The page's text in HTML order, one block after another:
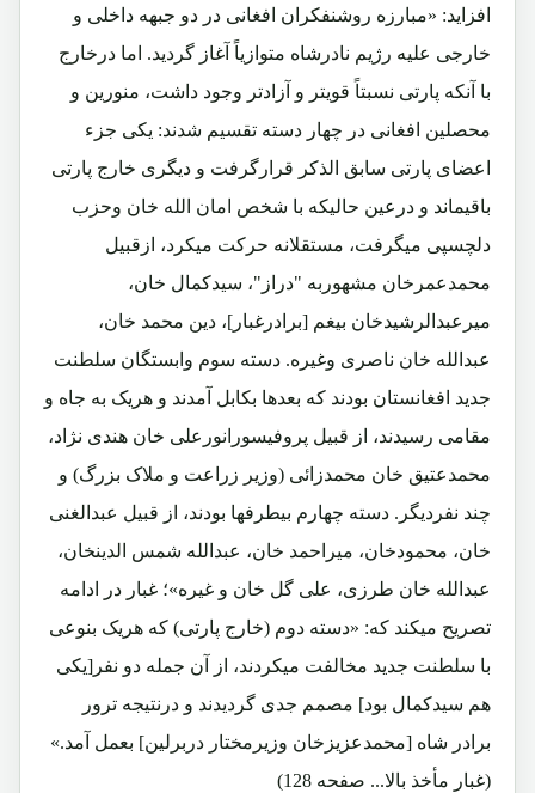
افزاید: «مبارزه روشنفکران افغانی در دو جبهه داخلی و
خارجی علیه رژیم نادرشاه متوازیاً آغاز گردید. اما درخارج
با آنکه پارتی نسبتاً قویتر و آزادتر وجود داشت، منورین و
محصلین افغانی در چهار دسته تقسیم شدند: یکی جزء
اعضای پارتی سابق الذکر قرارگرفت و دیگری خارج پارتی
باقیماند و درعین حالیکه با شخص امان الله خان وحزب
دلچسپی میگرفت، مستقلانه حرکت میکرد، ازقبیل
محمدعمرخان مشهوربه "دراز"، سیدکمال خان،
میرعبدالرشیدخان بیغم [برادرغبار]، دین محمد خان،
عبدالله خان ناصری وغیره. دسته سوم وابستگان سلطنت
جدید افغانستان بودند که بعدها بکابل آمدند و هریک به جاه و
مقامی رسیدند، از قبیل پروفیسورانورعلی خان هندی نژاد،
محمدعتیق خان محمدزائی (وزیر زراعت و ملاک بزرگ) و
چند نفردیگر. دسته چهارم بیطرفها بودند، از قبیل عبدالغنی
خان، محمودخان، میراحمد خان، عبدالله شمس الدینخان،
عبدالله خان طرزی، علی گل خان و غیره»؛ غبار در ادامه
تصریح میکند که: «دسته دوم (خارج پارتی) که هریک بنوعی
با سلطنت جدید مخالفت میکردند، از آن جمله دو نفر[یکی
هم سیدکمال بود] مصمم جدی گردیدند و درنتیجه ترور
برادر شاه [محمدعزیزخان وزیرمختار دربرلین] بعمل آمد.»
(غبار مأخذ بالا... صفحه 128)